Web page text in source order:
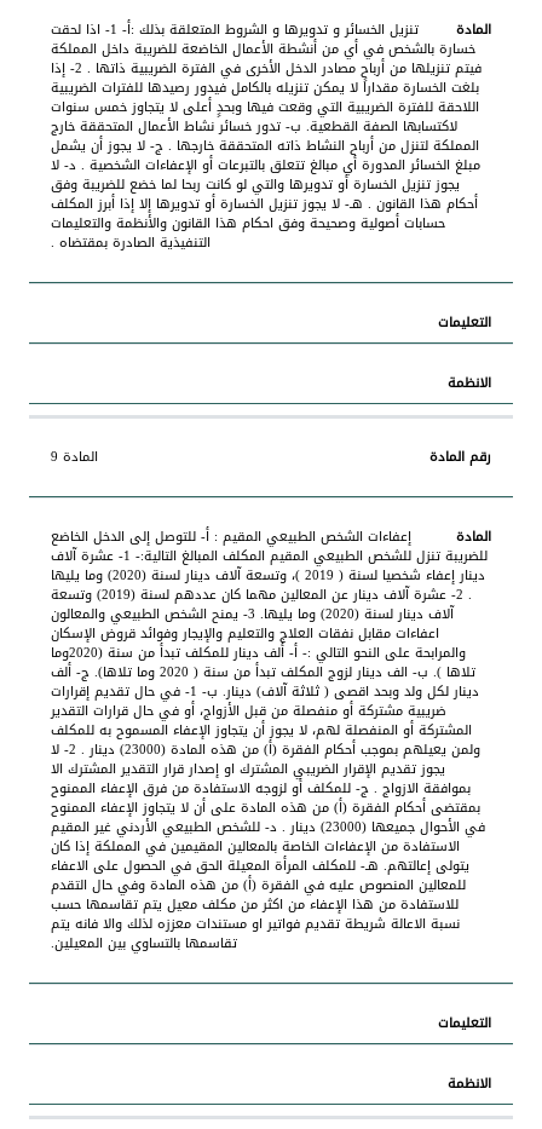
تنزيل الخسائر و تدويرها و الشروط المتعلقة بذلك :أ- 1- اذا لحقت
خسارة بالشخص في أي من أنشطة الأعمال الخاضعة للضريبة داخل المملكة
فيتم تنزيلها من أرباح مصادر الدخل الأخرى في الفترة الضريبية ذاتها . 2- إذا
بلغت الخسارة مقداراً لا يمكن تنزيله بالكامل فيدور رصيدها للفترات الضريبية
اللاحقة للفترة الضريبية التي وقعت فيها وبحدٍ أعلى لا يتجاوز خمس سنوات
لاكتسابها الصفة القطعية. ب- تدور خسائر نشاط الأعمال المتحققة خارج
المملكة لتنزل من أرباح النشاط ذاته المتحققة خارجها . ج- لا يجوز أن يشمل
مبلغ الخسائر المدورة أي مبالغ تتعلق بالتبرعات أو الإعفاءات الشخصية . د- لا
يجوز تنزيل الخسارة أو تدويرها والتي لو كانت ربحا لما خضع للضريبة وفق
أحكام هذا القانون . هـ- لا يجوز تنزيل الخسارة أو تدويرها إلا إذا أبرز المكلف
حسابات أصولية وصحيحة وفق احكام هذا القانون والأنظمة والتعليمات
التنفيذية الصادرة بمقتضاه .
المادة 9
إعفاءات الشخص الطبيعي المقيم : أ‌- للتوصل إلى الدخل الخاضع
للضريبة تنزل للشخص الطبيعي المقيم المكلف المبالغ التالية:- 1- عشرة آلاف
دينار إعفاء شخصيا لسنة ( 2019 )، وتسعة آلاف دينار لسنة (2020) وما يليها
. 2- عشرة آلاف دينار عن المعالين مهما كان عددهم لسنة (2019) وتسعة
آلاف دينار لسنة (2020) وما يليها. 3- يمنح الشخص الطبيعي والمعالون
اعفاءات مقابل نفقات العلاج والتعليم والإيجار وفوائد قروض الإسكان
والمرابحة على النحو التالي :- ‌أ- ألف دينار للمكلف تبدأ من سنة (2020وما
تلاها ). ‌ب- الف دينار لزوج المكلف تبدأ من سنة ( 2020 وما تلاها). ‌ج- ألف
دينار لكل ولد وبحد اقصى ( ثلاثة آلاف) دينار. ب‌- 1- في حال تقديم إقرارات
ضريبية مشتركة أو منفصلة من قبل الأزواج، أو في حال قرارات التقدير
المشتركة أو المنفصلة لهم، لا يجوز أن يتجاوز الإعفاء المسموح به للمكلف
ولمن يعيلهم بموجب أحكام الفقرة (أ) من هذه المادة (23000) دينار . 2- لا
يجوز تقديم الإقرار الضريبي المشترك او إصدار قرار التقدير المشترك الا
بموافقة الازواج . ج- للمكلف أو لزوجه الاستفادة من فرق الإعفاء الممنوح
بمقتضى أحكام الفقرة (أ) من هذه المادة على أن لا يتجاوز الإعفاء الممنوح
في الأحوال جميعها (23000) دينار . د- للشخص الطبيعي الأردني غير المقيم
الاستفادة من الإعفاءات الخاصة بالمعالين المقيمين في المملكة إذا كان
يتولى إعالتهم. هـ- للمكلف المرأة المعيلة الحق في الحصول على الاعفاء
للمعالين المنصوص عليه في الفقرة (أ) من هذه المادة وفي حال التقدم
للاستفادة من هذا الإعفاء من اكثر من مكلف معيل يتم تقاسمها حسب
نسبة الاعالة شريطة تقديم فواتير او مستندات معززه لذلك والا فانه يتم
تقاسمها بالتساوي بين المعيلين.